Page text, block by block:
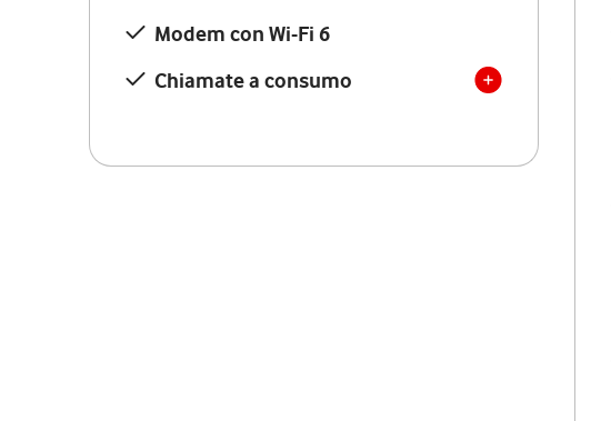
Modem con Wi-Fi 6
Chiamate a consumo